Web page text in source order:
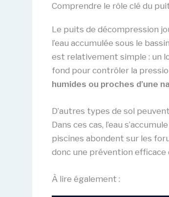
Comprendre le rôle clé du
Le puits de décompression
l’eau accumulée sous le
est relativement simple : un
fond pour contrôler la
humides ou proches d’une
D’autres types de sol
Dans ces cas, l’eau
piscines abondent sur les
donc une prévention
À lire également :